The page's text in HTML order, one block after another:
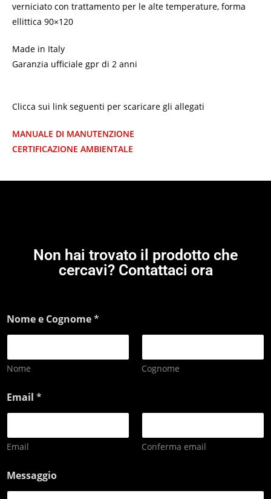
verniciato con trattamento per le alte temperature, forma
ellittica 90×120
Made in Italy
Garanzia ufficiale gpr di 2 anni
Clicca sui link seguenti per scaricare gli allegati
MANUALE DI MANUTENZIONE
CERTIFICAZIONE AMBIENTALE
Non hai trovato il prodotto che
cercavi? Contattaci ora
Nome e Cognome*
Nome Cognome
Email *
Email Conferma email
Messaggio